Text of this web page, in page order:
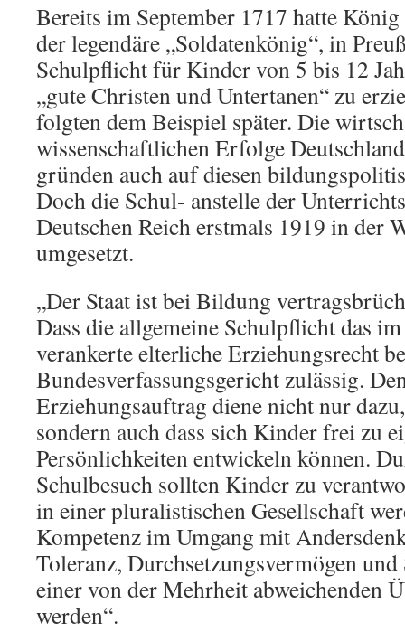
Bereits im September 1717 hatte
der legendäre „Soldatenkönig“, in
Schulpflicht für Kinder von 5 bis 12
„gute Christen und Untertanen“ zu
folgten dem Beispiel später. Die
wissenschaftlichen Erfolge
gründen auch auf diesen
Doch die Schul- anstelle der
Deutschen Reich erstmals 1919 in der
umgesetzt.
„Der Staat ist bei Bildung
Dass die allgemeine Schulpflicht das
verankerte elterliche Erziehungsrecht
Bundesverfassungsgericht zulässig.
Erziehungsauftrag diene nicht nur
sondern auch dass sich Kinder frei zu
Persönlichkeiten entwickeln können.
Schulbesuch sollten Kinder zu
in einer pluralistischen Gesellschaft
Kompetenz im Umgang mit
Toleranz, Durchsetzungsvermögen
einer von der Mehrheit abweichenden
werden“.